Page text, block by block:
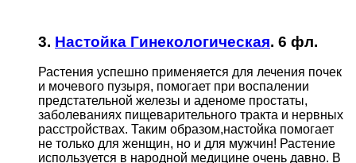
3. Настойка Гинекологическая. 6 фл.
Растения успешно применяется для лечения почек
и мочевого пузыря, помогает при воспалении
предстательной железы и аденоме простаты,
заболеваниях пищеварительного тракта и нервных
расстройствах. Таким образом,настойка помогает
не только для женщин, но и для мужчин! Растение
используется в народной медицине очень давно. В